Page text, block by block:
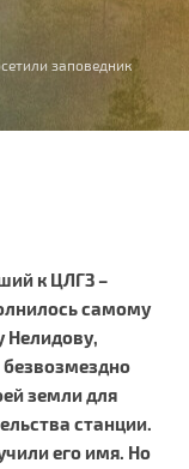
заповедник
к ЦЛГЗ –
самому
Нелидову,
безвозмездно
земли для
станции.
его имя. Но